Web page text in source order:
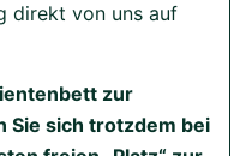
direkt von uns auf
zur
Sie sich trotzdem bei